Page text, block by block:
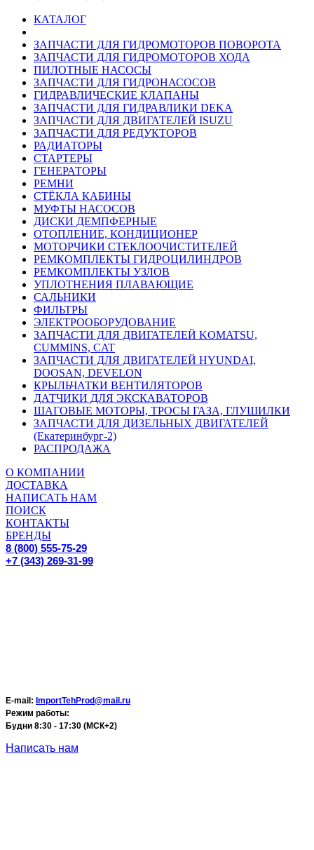
КАТАЛОГ
ЗАПЧАСТИ ДЛЯ ГИДРОМОТОРОВ ПОВОРОТА
ЗАПЧАСТИ ДЛЯ ГИДРОМОТОРОВ ХОДА
ПИЛОТНЫЕ НАСОСЫ
ЗАПЧАСТИ ДЛЯ ГИДРОНАСОСОВ
ГИДРАВЛИЧЕСКИЕ КЛАПАНЫ
ЗАПЧАСТИ ДЛЯ ГИДРАВЛИКИ DEKA
ЗАПЧАСТИ ДЛЯ ДВИГАТЕЛЕЙ ISUZU
ЗАПЧАСТИ ДЛЯ РЕДУКТОРОВ
РАДИАТОРЫ
СТАРТЕРЫ
ГЕНЕРАТОРЫ
РЕМНИ
СТЁКЛА КАБИНЫ
МУФТЫ НАСОСОВ
ДИСКИ ДЕМПФЕРНЫЕ
ОТОПЛЕНИЕ, КОНДИЦИОНЕР
МОТОРЧИКИ СТЕКЛООЧИСТИТЕЛЕЙ
РЕМКОМПЛЕКТЫ ГИДРОЦИЛИНДРОВ
РЕМКОМПЛЕКТЫ УЗЛОВ
УПЛОТНЕНИЯ ПЛАВАЮЩИЕ
САЛЬНИКИ
ФИЛЬТРЫ
ЭЛЕКТРООБОРУДОВАНИЕ
ЗАПЧАСТИ ДЛЯ ДВИГАТЕЛЕЙ KOMATSU,
CUMMINS, CAT
ЗАПЧАСТИ ДЛЯ ДВИГАТЕЛЕЙ HYUNDAI,
DOOSAN, DEVELON
КРЫЛЬЧАТКИ ВЕНТИЛЯТОРОВ
ДАТЧИКИ ДЛЯ ЭКСКАВАТОРОВ
ШАГОВЫЕ МОТОРЫ, ТРОСЫ ГАЗА, ГЛУШИЛКИ
ЗАПЧАСТИ ДЛЯ ДИЗЕЛЬНЫХ ДВИГАТЕЛЕЙ
(Екатеринбург-2)
РАСПРОДАЖА
О КОМПАНИИ
ДОСТАВКА
НАПИСАТЬ НАМ
ПОИСК
КОНТАКТЫ
БРЕНДЫ
8 (800) 555-75-29
+7 (343) 269-31-99
E-mail: ImportTehProd@mail.ru
Режим работы:
Будни 8:30 - 17:30 (МСК+2)
Написать нам